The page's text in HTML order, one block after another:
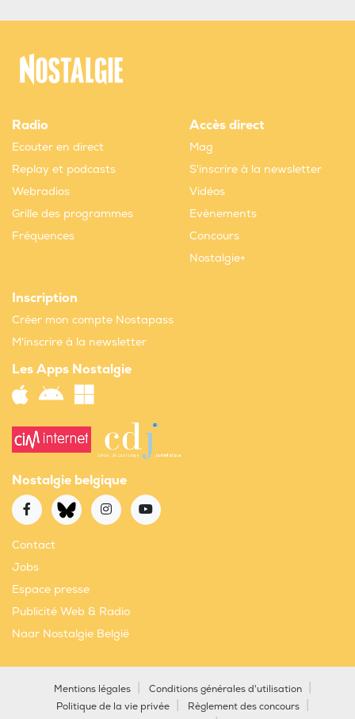
Radio
Ecouter en direct
Replay et podcasts
Webradios
Grille des programmes
Fréquences
Accès direct
Mag
S'inscrire à la newsletter
Vidéos
Evènements
Concours
Nostalgie+
Inscription
Créer mon compte Nostapass
M'inscrire à la newsletter
Les Apps Nostalgie
Nostalgie belgique
Contact
Jobs
Espace presse
Publicité Web & Radio
Naar Nostalgie België
Mentions légales
Conditions générales d'utilisation
Politique de la vie privée
Règlement des concours